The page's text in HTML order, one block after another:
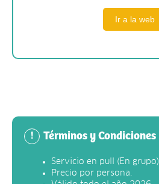
Ir a la web
! Términos y Condiciones
Servicio en pull (En grupo).
Precio por persona.